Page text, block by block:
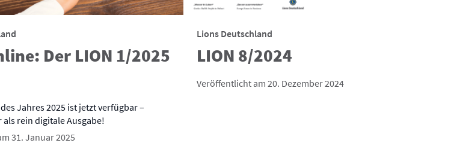
Der LION 1/2025
Jahres 2025 ist jetzt verfügbar –
rein digitale Ausgabe!
31. Januar 2025
Lions Deutschland
LION 8/2024
Veröffentlicht am 20. Dezember 2024